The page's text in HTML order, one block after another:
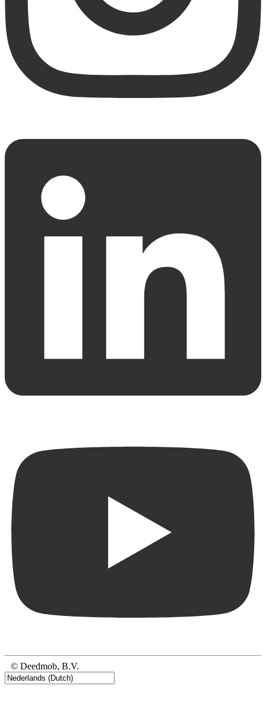
© Deedmob, B.V.